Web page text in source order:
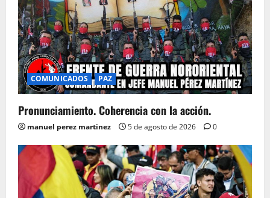
COMUNICADOS PAZ
Pronunciamiento. Coherencia con la acción.
manuel perez martinez 5 de agosto de 2026 0